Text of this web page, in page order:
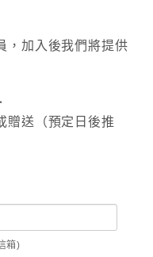
，加入後我們將提供
贈送（預定日後推
箱)